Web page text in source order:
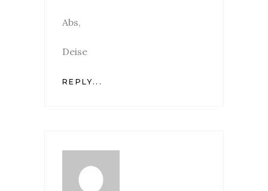
Abs,
Deise
REPLY...